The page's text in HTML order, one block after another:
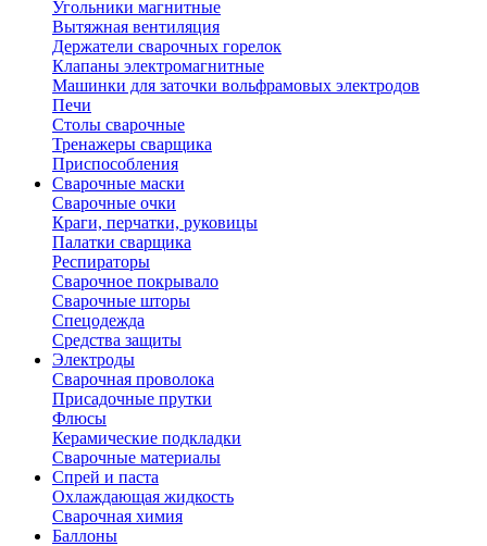
Угольники магнитные
Вытяжная вентиляция
Держатели сварочных горелок
Клапаны электромагнитные
Машинки для заточки вольфрамовых электродов
Печи
Столы сварочные
Тренажеры сварщика
Приспособления
Сварочные маски
Сварочные очки
Краги, перчатки, руковицы
Палатки сварщика
Респираторы
Сварочное покрывало
Сварочные шторы
Спецодежда
Средства защиты
Электроды
Сварочная проволока
Присадочные прутки
Флюсы
Керамические подкладки
Сварочные материалы
Спрей и паста
Охлаждающая жидкость
Сварочная химия
Баллоны